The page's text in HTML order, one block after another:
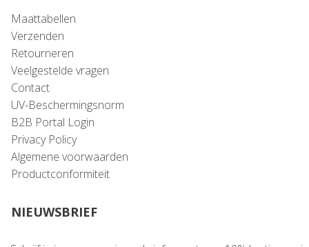
Maattabellen
Verzenden
Retourneren
Veelgestelde vragen
Contact
UV-Beschermingsnorm
B2B Portal Login
Privacy Policy
Algemene voorwaarden
Productconformiteit
NIEUWSBRIEF